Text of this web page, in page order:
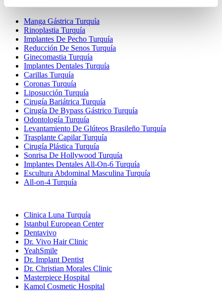
Tratamientos Populares en Turquia
Manga Gástrica Turquía
Rinoplastia Turquía
Implantes De Pecho Turquía
Reducción De Senos Turquía
Ginecomastia Turquía
Implantes Dentales Turquía
Carillas Turquía
Coronas Turquía
Liposucción Turquía
Cirugía Bariátrica Turquía
Cirugía De Bypass Gástrico Turquía
Odontología Turquía
Levantamiento De Glúteos Brasileño Turquía
Trasplante Capilar Turquía
Cirugía Plástica Turquía
Sonrisa De Hollywood Turquía
Implantes Dentales All-On-6 Turquía
Escultura Abdominal Masculina Turquía
All-on-4 Turquía
Clinica Luna Turquía
Istanbul European Center
Dentavivo
Dr. Vivo Hair Clinic
YeahSmile
Dr. Implant Dentist
Dr. Christian Morales Clinic
Masterpiece Hospital
Kamol Cosmetic Hospital